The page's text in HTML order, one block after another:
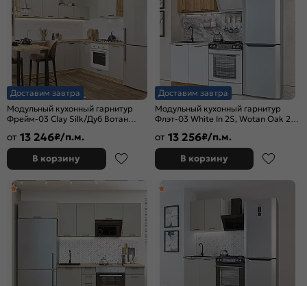
Доставим завтра
Модульный кухонный гарнитур
Фрейм-03 Clay Silk/Дуб Вотан
от 13 246₽/п.м.
В корзину
Доставим завтра
Модульный кухонный гарнитур
Флэт-03 White In 2S, Wotan Oak 2S/
от 13 256₽/п.м.
В корзину